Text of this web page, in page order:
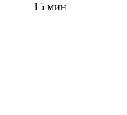
15 мин